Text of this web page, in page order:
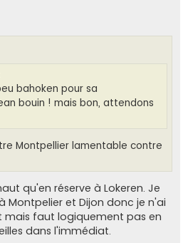
bahoken pour sa
bouin ! mais bon, attendons
Montpellier lamentable contre
qu'en réserve à Lokeren. Je
Montpelier et Dijon donc je n'ai
mais faut logiquement pas en
dans l'immédiat.